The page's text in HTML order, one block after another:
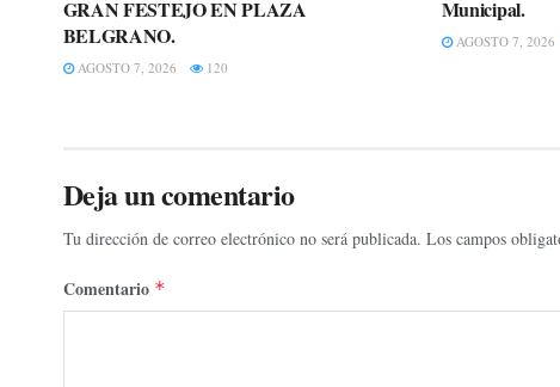
GRAN FESTEJO EN PLAZA
BELGRANO.
AGOSTO 7, 2026 120
Municipal.
AGOSTO 7, 2026
Deja un comentario
Tu dirección de correo electrónico no será publicada. Los campos
Comentario *